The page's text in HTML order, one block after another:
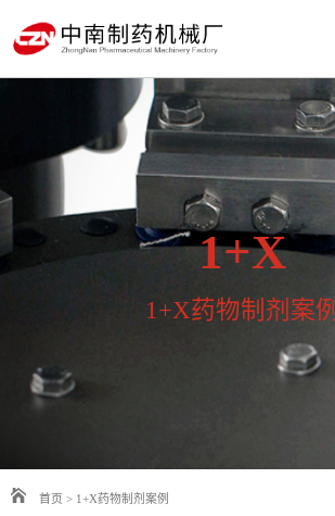
1+X
1+X药物制剂案例
首页 > 1+X药物制剂案例